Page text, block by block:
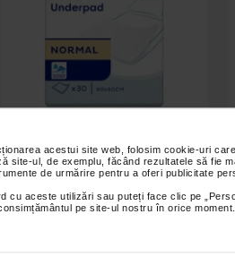
acestui site web, folosim cookie-uri
site-ul, de exemplu, făcând rezultatele să fie
de urmărire pentru a oferi publicitate
cu aceste utilizări sau puteți face clic pe
pe site-ul nostru în orice moment.
60x60 cm, 30 bucati, Tena
35,90 Lei